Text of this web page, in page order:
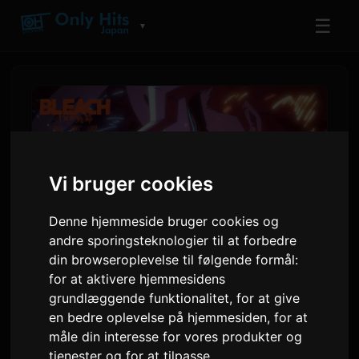
Vi bruger cookies
Denne hjemmeside bruger cookies og
andre sporingsteknologier til at forbedre
din browseroplevelse til følgende formål:
for at aktivere hjemmesidens
grundlæggende funktionalitet,for at give
en bedre oplevelse på hjemmesiden,for at
måle din interesse for vores produkter og
tjenester og for at tilpasse
▼ ☰
BLEACH Final Cour PV
afslører 9Lana's ending tema
'Rasen'